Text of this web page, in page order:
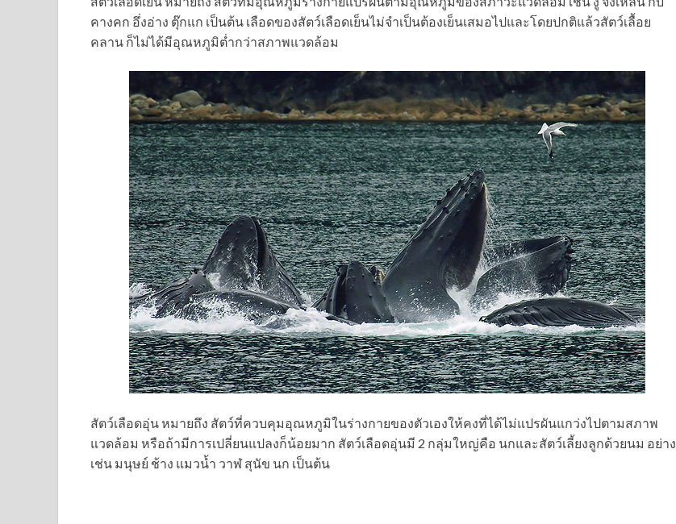
คางคก อึ่งอ่าง ตุ๊กแก เป็นต้น เลือดของสัตว์เลือดเย็นไม่จำเป็นต้องเย็นเสมอไปและโดยปกติแล้วสัตว์เลื้อย
คลาน ก็ไม่ได้มีอุณหภูมิต่ำกว่าสภาพแวดล้อม
สัตว์เลือดอุ่น หมายถึง สัตว์ที่ควบคุมอุณหภูมิในร่างกายของตัวเองให้คงที่ได้ไม่แปรผันแกว่งไปตามสภาพ
แวดล้อม หรือถ้ามีการเปลี่ยนแปลงก็น้อยมาก สัตว์เลือดอุ่นมี 2 กลุ่มใหญ่คือ นกและสัตว์เลี้ยงลูกด้วยนม อย่าง
เช่น มนุษย์ ช้าง แมวน้ำ วาฬ สุนัข นก เป็นต้น